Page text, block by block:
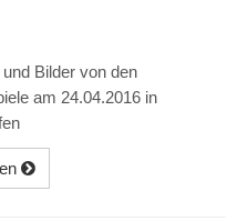
Bilder von den
am 24.04.2016 in